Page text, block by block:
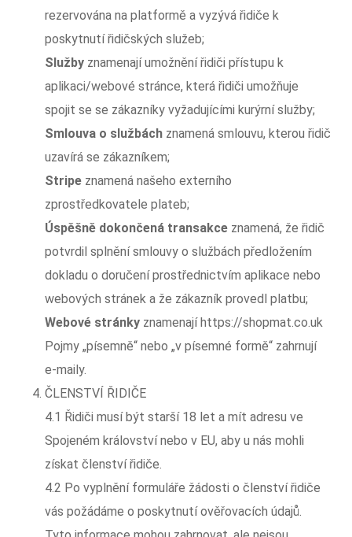
rezervována na platformě a vyzývá řidiče k
poskytnutí řidičských služeb;
Službyznamenají umožnění řidiči přístupu k
aplikaci/webové stránce, která řidiči umožňuje
spojit se se zákazníky vyžadujícími kurýrní služby;
Smlouva o službáchznamená smlouvu, kterou řidič
uzavírá se zákazníkem;
Stripeznamená našeho externího
zprostředkovatele plateb;
Úspěšně dokončená transakceznamená, že řidič
potvrdil splnění smlouvy o službách předložením
dokladu o doručení prostřednictvím aplikace nebo
webových stránek a že zákazník provedl platbu;
Webové stránkyznamenají https://shopmat.co.uk
Pojmy „písemně“ nebo „v písemné formě“ zahrnují
e-maily.
ČLENSTVÍ ŘIDIČE
4.1 Řidiči musí být starší 18 let a mít adresu ve
Spojeném království nebo v EU, aby u nás mohli
získat členství řidiče.
4.2 Po vyplnění formuláře žádosti o členství řidiče
vás požádáme o poskytnutí ověřovacích údajů.